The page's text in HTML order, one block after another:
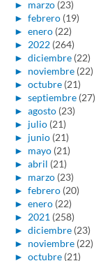
► marzo (23)
► febrero (19)
► enero (22)
► 2022 (264)
► diciembre (22)
► noviembre (22)
► octubre (21)
► septiembre (27)
► agosto (23)
► julio (21)
► junio (21)
► mayo (21)
► abril (21)
► marzo (23)
► febrero (20)
► enero (22)
► 2021 (258)
► diciembre (23)
► noviembre (22)
► octubre (21)